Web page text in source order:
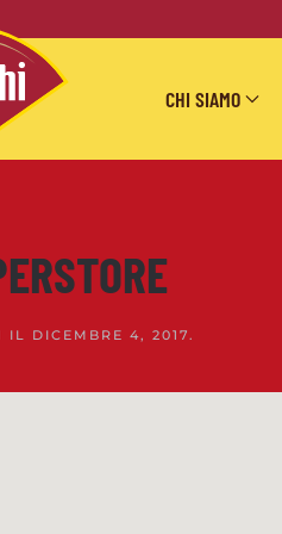
CHI SIAMO
IL DICEMBRE 4, 2017.